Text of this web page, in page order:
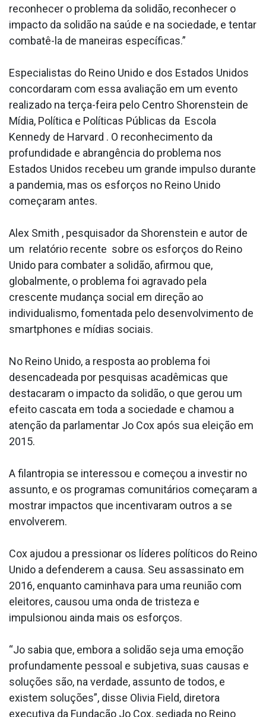
reconhecer o problema da solidão, reconhecer o
impacto da solidão na saúde e na sociedade, e tentar
combatê-la de maneiras específicas.”
Especialistas do Reino Unido e dos Estados Unidos
concordaram com essa avaliação em um evento
realizado na terça-feira pelo Centro Shorenstein de
Mídia, Política e Políticas Públicas da Escola
Kennedy de Harvard . O reconhecimento da
profundidade e abrangência do problema nos
Estados Unidos recebeu um grande impulso durante
a pandemia, mas os esforços no Reino Unido
começaram antes.
Alex Smith , pesquisador da Shorenstein e autor de
um relatório recente sobre os esforços do Reino
Unido para combater a solidão, afirmou que,
globalmente, o problema foi agravado pela
crescente mudança social em direção ao
individualismo, fomentada pelo desenvolvimento de
smartphones e mídias sociais.
No Reino Unido, a resposta ao problema foi
desencadeada por pesquisas acadêmicas que
destacaram o impacto da solidão, o que gerou um
efeito cascata em toda a sociedade e chamou a
atenção da parlamentar Jo Cox após sua eleição em
2015.
A filantropia se interessou e começou a investir no
assunto, e os programas comunitários começaram a
mostrar impactos que incentivaram outros a se
envolverem.
Cox ajudou a pressionar os líderes políticos do Reino
Unido a defenderem a causa. Seu assassinato em
2016, enquanto caminhava para uma reunião com
eleitores, causou uma onda de tristeza e
impulsionou ainda mais os esforços.
“Jo sabia que, embora a solidão seja uma emoção
profundamente pessoal e subjetiva, suas causas e
soluções são, na verdade, assunto de todos, e
existem soluções”, disse Olivia Field, diretora
executiva da Fundação Jo Cox, sediada no Reino